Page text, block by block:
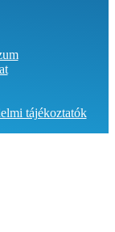
tájékoztatók